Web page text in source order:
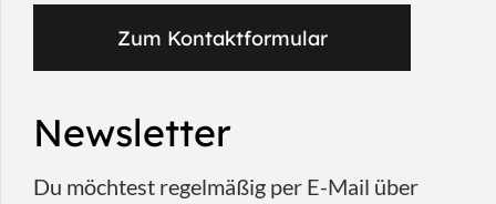
Zum Kontaktformular
Newsletter
Du möchtest regelmäßig per E-Mail über